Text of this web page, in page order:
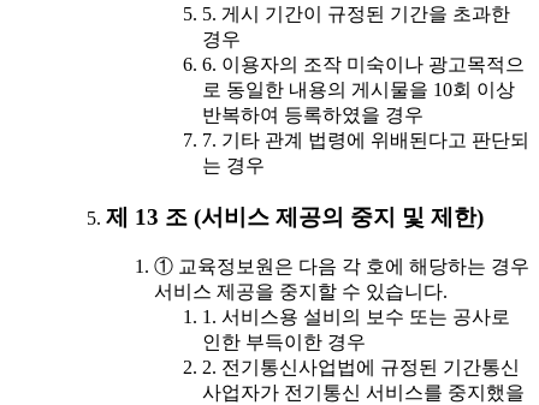
5. 게시 기간이 규정된 기간을 초과한
경우
6. 이용자의 조작 미숙이나 광고목적으
로 동일한 내용의 게시물을 10회 이상
반복하여 등록하였을 경우
7. 기타 관계 법령에 위배된다고 판단되
는 경우
제 13 조 (서비스 제공의 중지 및 제한)
① 교육정보원은 다음 각 호에 해당하는 경우
서비스 제공을 중지할 수 있습니다.
1. 서비스용 설비의 보수 또는 공사로
인한 부득이한 경우
2. 전기통신사업법에 규정된 기간통신
사업자가 전기통신 서비스를 중지했을